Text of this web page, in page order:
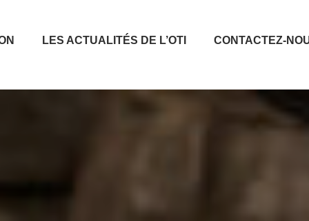
LES ACTUALITÉS DE L’OTI CONTACTEZ-